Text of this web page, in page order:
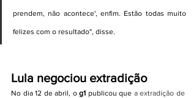
prendem, não acontece', enfim. Estão todas muito
felizes com o resultado", disse.
Lula negociou extradição
No dia 12 de abril, o g1 publicou que a extradição de